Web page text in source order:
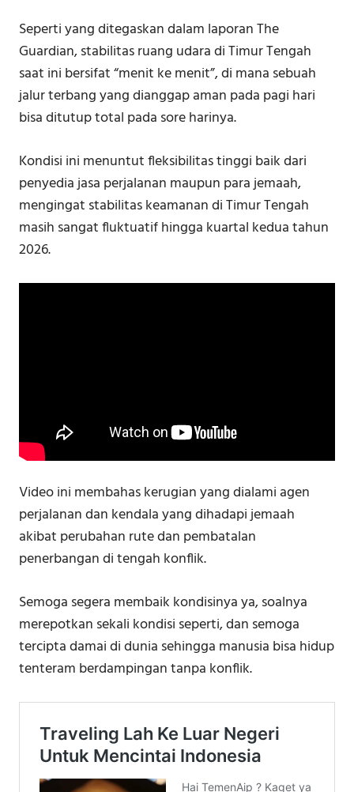
Seperti yang ditegaskan dalam laporan The
Guardian, stabilitas ruang udara di Timur Tengah
saat ini bersifat “menit ke menit”, di mana sebuah
jalur terbang yang dianggap aman pada pagi hari
bisa ditutup total pada sore harinya.
Kondisi ini menuntut fleksibilitas tinggi baik dari
penyedia jasa perjalanan maupun para jemaah,
mengingat stabilitas keamanan di Timur Tengah
masih sangat fluktuatif hingga kuartal kedua tahun
2026.
Video ini membahas kerugian yang dialami agen
perjalanan dan kendala yang dihadapi jemaah
akibat perubahan rute dan pembatalan
penerbangan di tengah konflik.
Semoga segera membaik kondisinya ya, soalnya
merepotkan sekali kondisi seperti, dan semoga
tercipta damai di dunia sehingga manusia bisa hidup
tenteram berdampingan tanpa konflik.